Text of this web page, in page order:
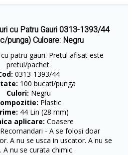
cu Patru Gauri 0313-1393/44
punga) Culoare: Negru
patru gauri. Pretul afisat este
pretul/pachet.
0313-1393/44
100 bucati/punga
Culori: Negru
Plastic
44 Lin (28 mm)
aplicare: Coasere
Recomandari - A se folosi doar
A nu se usca in uscator. A nu se
A nu se curata chimic.